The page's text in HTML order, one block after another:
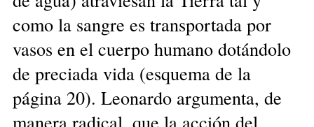
como la sangre es transportada por
vasos en el cuerpo humano dotándolo
de preciada vida (esquema de la
página 20). Leonardo argumenta, de
manera radical, que la acción del